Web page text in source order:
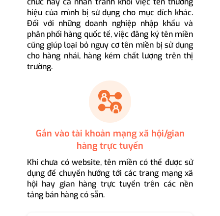
hiệu của mình bị sử dụng cho mục đích khác.
Đối với những doanh nghiệp nhập khẩu và
phân phối hàng quốc tế, việc đăng ký tên miền
cũng giúp loại bỏ nguy cơ tên miền bị sử dụng
cho hàng nhái, hàng kém chất lượng trên thị
trường.
Gắn vào tài khoản mạng xã hội/gian
hàng trực tuyến
Khi chưa có website, tên miền có thể được sử
dụng để chuyển hướng tới các trang mạng xã
hội hay gian hàng trực tuyến trên các nền
tảng bán hàng có sẵn.